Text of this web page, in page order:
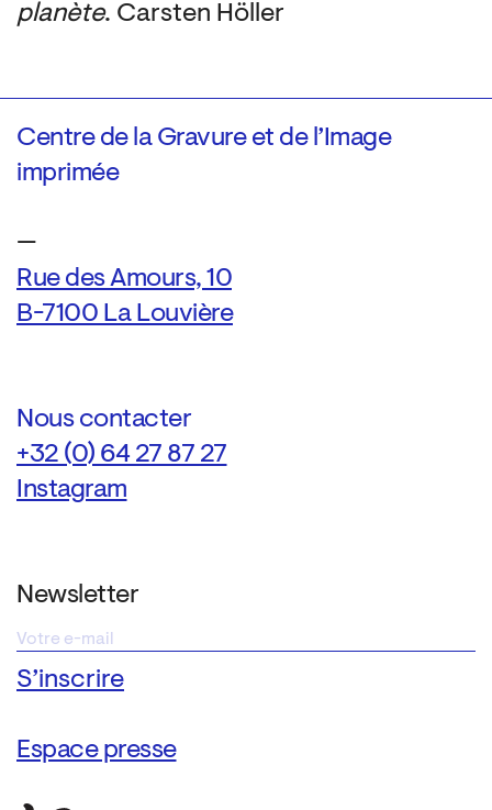
planète. Carsten Höller
Centre de la Gravure et de l’Image
imprimée
—
Rue des Amours, 10
B-7100 La Louvière
Nous contacter
+32 (0) 64 27 87 27
Instagram
Newsletter
Espace presse